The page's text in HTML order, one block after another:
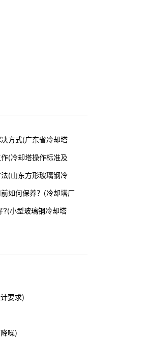
方式(广东省冷却塔
(冷却塔操作标准及
(山东方形玻璃钢冷
如何保养？(冷却塔厂
?(小型玻璃钢冷却塔
要求)
噪)